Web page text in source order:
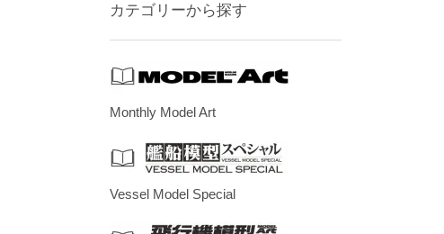
カテゴリーから探す
Monthly Model Art
Vessel Model Special